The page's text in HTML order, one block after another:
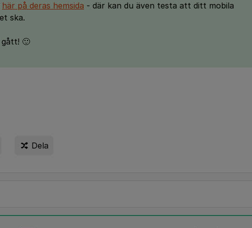
här på deras hemsida - där kan du även testa att ditt mobila
ska.
🙂
Dela